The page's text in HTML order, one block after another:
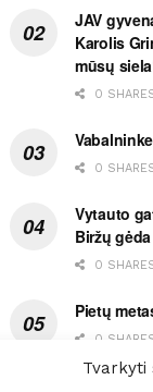
Tvarkyti
JAV
Karolis
mūsų
0
0
Vytauto
Biržų gėda
0
Pietų
0